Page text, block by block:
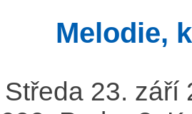
Melodie,
Středa 23. září